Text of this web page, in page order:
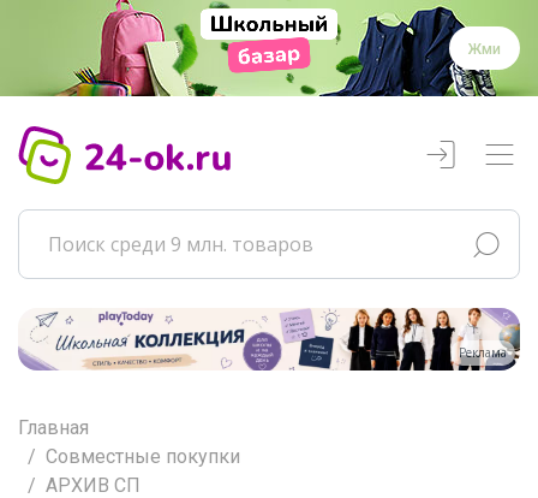
Жми
Реклама
Главная
Совместные покупки
АРХИВ СП